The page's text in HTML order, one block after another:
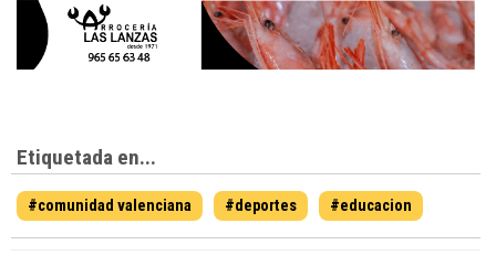
Etiquetada en...
#comunidad valenciana #deportes #educacion